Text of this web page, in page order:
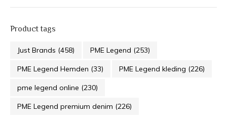
Product tags
Just Brands (458) PME Legend (253)
PME Legend Hemden (33) PME Legend kleding (226)
pme legend online (230)
PME Legend premium denim (226)